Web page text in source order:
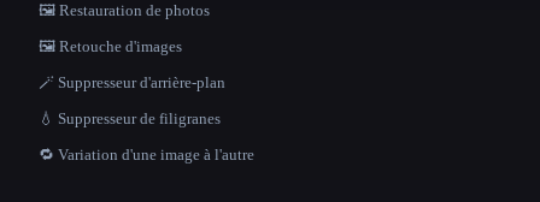
🖼️ Restauration de photos
🖼️ Retouche d'images
🪄 Suppresseur d'arrière-plan
💧 Suppresseur de filigranes
🔁 Variation d'une image à l'autre